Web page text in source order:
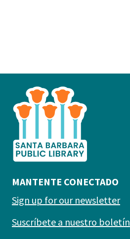
the
prefooter
section
MANTENTE CONECTADO
Sign up for our newsletter
Suscríbete a nuestro boletín